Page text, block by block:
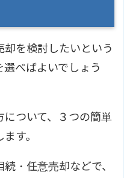
を検討したいという
べばよいでしょう
について、３つの簡単
す。
・任意売却などで、